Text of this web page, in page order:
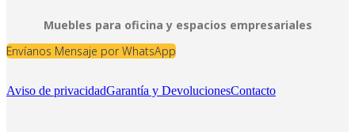
Muebles para oficina y espacios empresariales
Envíanos Mensaje por WhatsApp
Aviso de privacidadGarantía y DevolucionesContacto